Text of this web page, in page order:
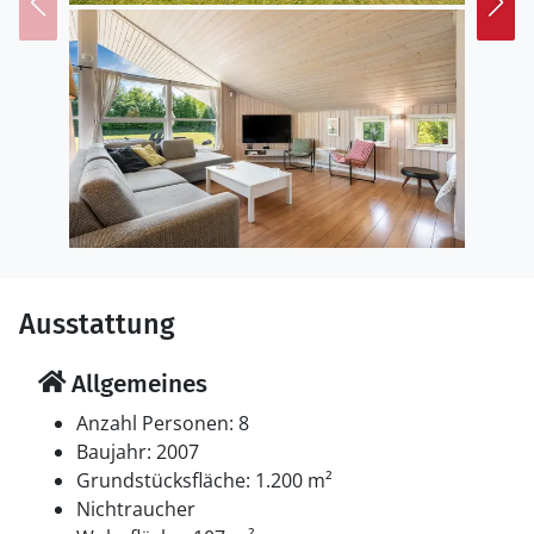
ruhige Meer zu genießen.
Küche
Die Küche ist mit Kühlschrank ausgestattet. Außerdem
gibt es 4 Keramik-Kochfelder, Umluftofen, Mikrowelle
sowie Geschirrspüler.
WC und Bad
Es gibt 2 Badezimmer mit Duschnische und 2 Toiletten.
Sauna zur Verfügung in der Sie sich so richtig
entspannen können.
Draußen
Die Ferienunterkunft liegt auf einem 1200 m² großen
Gartengrundstück. Die Entfernung zum Meer beträgt
450 m. Die nächste Einkaufsmöglichkeit liegt 1500 m
entfernt. Es steht ein offenes Terrassenareal zur
Ausstattung
Allgemeines
Anzahl Personen: 8
Baujahr: 2007
Grundstücksfläche: 1.200 m²
Nichtraucher